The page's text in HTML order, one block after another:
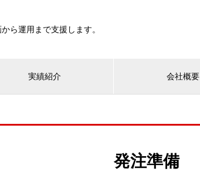
ら運用まで支援します。
実績紹介 会社概要
発注準備